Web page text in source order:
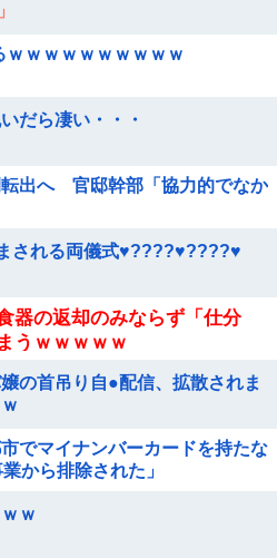
ｗｗｗｗｗｗｗｗｗｗ
だら凄い・・・
出へ 官邸幹部「協力的でなか
される両儀式♥️????♥️????♥️
器の返却のみならず「仕分
うｗｗｗｗｗ
の首吊り自●配信、拡散されま
でマイナンバーカードを持たな
から排除された」
ｗ